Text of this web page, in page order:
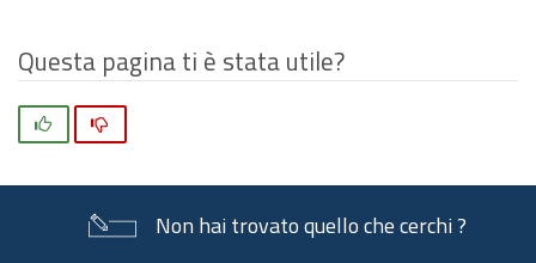
Questa pagina ti è stata utile?
Non hai trovato quello che cerchi ?